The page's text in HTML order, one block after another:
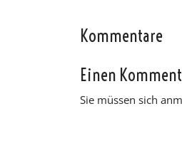
Kommentare
Einen
Sie müssen sich